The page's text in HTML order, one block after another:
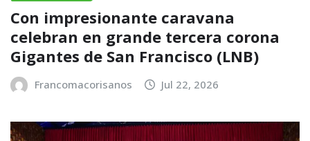
Con impresionante caravana
celebran en grande tercera corona
Gigantes de San Francisco (LNB)
Francomacorisanos Jul 22, 2026